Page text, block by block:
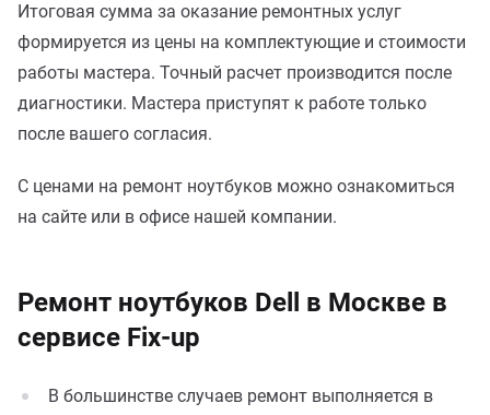
Итоговая сумма за оказание ремонтных услуг
формируется из цены на комплектующие и стоимости
работы мастера. Точный расчет производится после
диагностики. Мастера приступят к работе только
после вашего согласия.
С ценами на ремонт ноутбуков можно ознакомиться
на сайте или в офисе нашей компании.
Ремонт ноутбуков Dell в Москве в
сервисе Fix-up
В большинстве случаев ремонт выполняется в